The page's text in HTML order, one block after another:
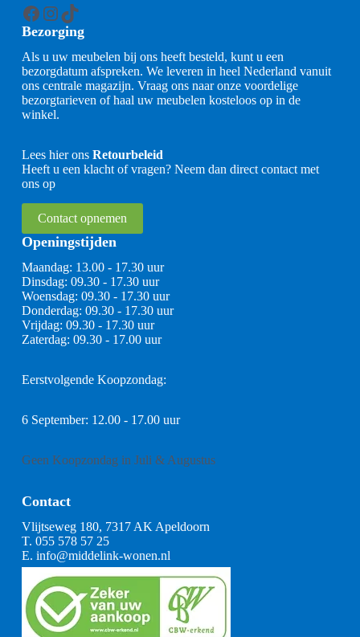
Facebook
Instagram
TikTok
Bezorging
Als u uw meubelen bij ons heeft besteld, kunt u een
bezorgdatum afspreken. We leveren in heel Nederland vanuit
ons centrale magazijn. Vraag ons naar onze voordelige
bezorgtarieven of haal uw meubelen kosteloos op in de
winkel.
Lees hier ons Retourbeleid
Heeft u een klacht of vragen? Neem dan direct contact met
ons op
Contact opnemen
Openingstijden
Maandag: 13.00 - 17.30 uur
Dinsdag: 09.30 - 17.30 uur
Woensdag: 09.30 - 17.30 uur
Donderdag: 09.30 - 17.30 uur
Vrijdag: 09.30 - 17.30 uur
Zaterdag: 09.30 - 17.00 uur
Eerstvolgende Koopzondag:
6 September: 12.00 - 17.00 uur
Geen Koopzondag in Juli & Augustus
Contact
Vlijtseweg 180, 7317 AK Apeldoorn
T. 055 578 57 25
E. info@middelink-wonen.nl